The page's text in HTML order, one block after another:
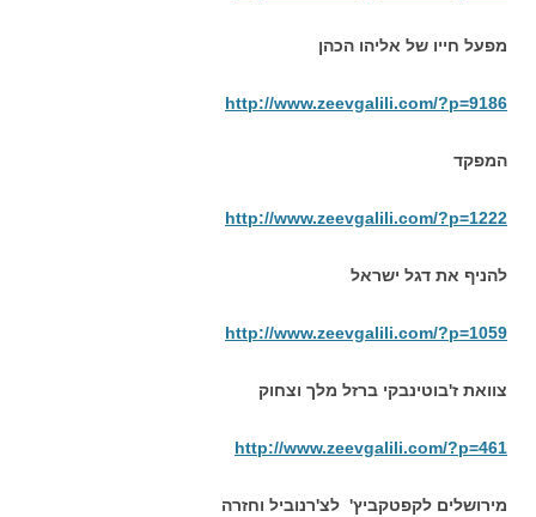
מפעל חייו של אליהו הכהן
http://www.zeevgalili.com/?p=9186
המפקד
http://www.zeevgalili.com/?p=1222
להניף את דגל ישראל
http://www.zeevgalili.com/?p=1059
צוואת ז'בוטינבקי ברזל מלך וצחוק
http://www.zeevgalili.com/?p=461
מירושלים לקפטקביץ' לצ'רנוביל וחזרה